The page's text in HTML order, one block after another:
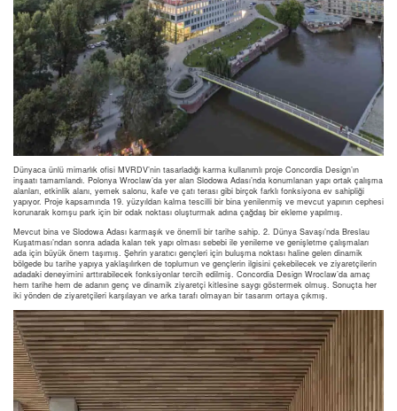
Dünyaca ünlü mimarlık ofisi MVRDV’nin tasarladığı karma kullanımlı proje Concordia Design’ın
inşaatı tamamlandı. Polonya Wroclaw’da yer alan Slodowa Adası’nda konumlanan yapı ortak çalışma
alanları, etkinlik alanı, yemek salonu, kafe ve çatı terası gibi birçok farklı fonksiyona ev sahipliği
yapıyor. Proje kapsamında 19. yüzyıldan kalma tescilli bir bina yenilenmiş ve mevcut yapının cephesi
korunarak komşu park için bir odak noktası oluşturmak adına çağdaş bir ekleme yapılmış.
Mevcut bina ve Slodowa Adası karmaşık ve önemli bir tarihe sahip. 2. Dünya Savaşı’nda Breslau
Kuşatması’ndan sonra adada kalan tek yapı olması sebebi ile yenileme ve genişletme çalışmaları
ada için büyük önem taşımış. Şehrin yaratıcı gençleri için buluşma noktası haline gelen dinamik
bölgede bu tarihe yapıya yaklaşılırken de toplumun ve gençlerin ilgisini çekebilecek ve ziyaretçilerin
adadaki deneyimini arttırabilecek fonksiyonlar tercih edilmiş. Concordia Design Wroclaw’da amaç
hem tarihe hem de adanın genç ve dinamik ziyaretçi kitlesine saygı göstermek olmuş. Sonuçta her
iki yönden de ziyaretçileri karşılayan ve arka tarafı olmayan bir tasarım ortaya çıkmış.